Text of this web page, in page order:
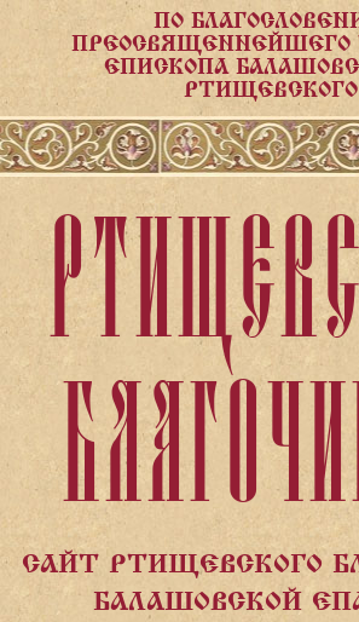
ПО
ПРЕОСВЯЩЕННЕЙШЕГО
ЕПИСКОПА
РТИЩЕВСКОГО
САЙТ РТИЩЕВСКОГО
БАЛАШОВСКОЙ